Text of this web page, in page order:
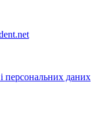
персональних даних